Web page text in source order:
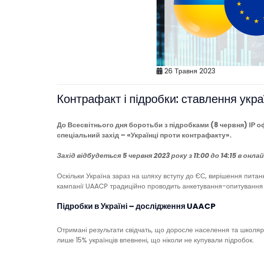
26 Травня 2023
Контрафакт і підробки: ставлення
До Всесвітнього дня боротьби з підробками (8 червня) ІР
спеціальний захід – «Українці проти контрафакту».
Захід відбудеться 5 червня 2023 рокуз 11:00 до 14:15 в
Оскільки Україна зараз на шляху вступу до ЄС, вирішення
кампанії UAACP традиційно проводить анкетування-
Підробки в Україні – дослідженняUAACP
Отримані результати свідчать, що доросле населення та
лише 15% українців впевнені, що ніколи не купували підробок.